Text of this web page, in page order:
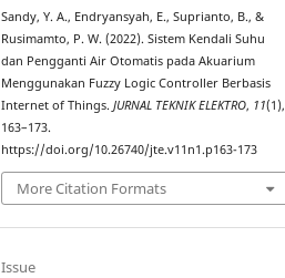
Sandy, Y. A., Endryansyah, E., Suprianto, B., &
Rusimamto, P. W. (2022). Sistem Kendali Suhu
dan Pengganti Air Otomatis pada Akuarium
Menggunakan Fuzzy Logic Controller Berbasis
Internet of Things.JURNAL TEKNIK ELEKTRO, 11(1),
163–173.
https://doi.org/10.26740/jte.v11n1.p163-173
More Citation Formats
Issue